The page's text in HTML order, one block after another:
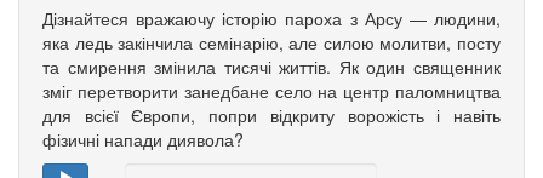
Дізнайтеся вражаючу історію пароха з Арсу — людини,
яка ледь закінчила семінарію, але силою молитви, посту
та смирення змінила тисячі життів. Як один священник
зміг перетворити занедбане село на центр паломництва
для всієї Європи, попри відкриту ворожість і навіть
фізичні напади диявола?